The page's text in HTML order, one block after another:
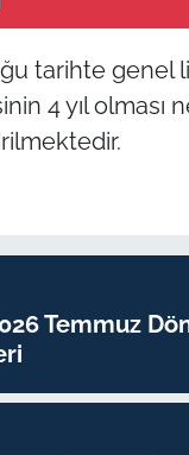
tarihte genel
4 yıl olması
Temmuz